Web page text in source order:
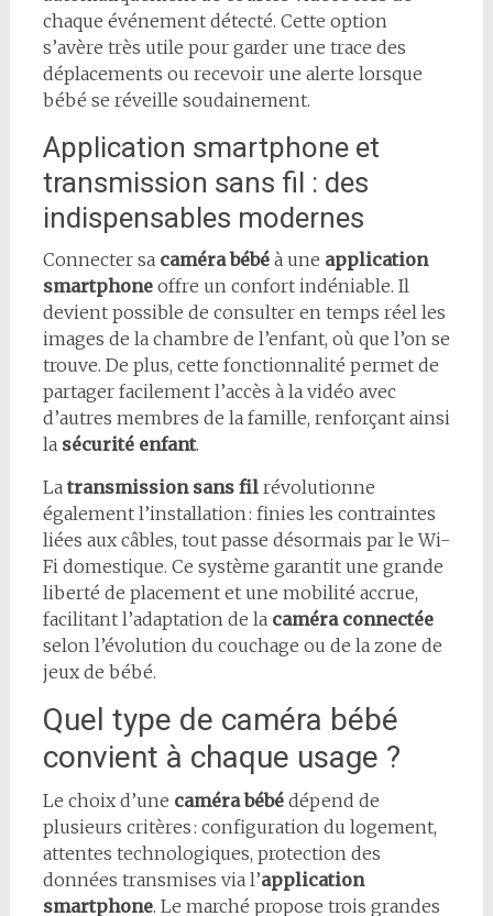
chaque événement détecté. Cette option
s’avère très utile pour garder une trace des
déplacements ou recevoir une alerte lorsque
bébé se réveille soudainement.
Application smartphone et
transmission sans fil : des
indispensables modernes
Connecter sa caméra bébéà une application
smartphoneoffre un confort indéniable. Il
devient possible de consulter en temps réel les
images de la chambre de l’enfant, où que l’on se
trouve. De plus, cette fonctionnalité permet de
partager facilement l’accès à la vidéo avec
d’autres membres de la famille, renforçant ainsi
la sécurité enfant.
Latransmission sans filrévolutionne
également l’installation : finies les contraintes
liées aux câbles, tout passe désormais par le Wi-
Fi domestique. Ce système garantit une grande
liberté de placement et une mobilité accrue,
facilitant l’adaptation de la caméra connectée
selon l’évolution du couchage ou de la zone de
jeux de bébé.
Quel type de caméra bébé
convient à chaque usage ?
Le choix d’une caméra bébédépend de
plusieurs critères : configuration du logement,
attentes technologiques, protection des
données transmises via l’application
smartphone. Le marché propose trois grandes